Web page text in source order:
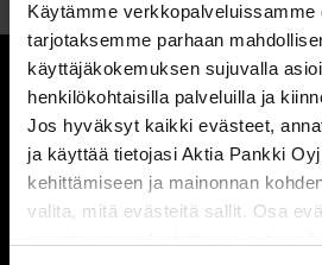
Käytämme verkkopalveluissamme
tarjotaksemme parhaan
käyttäjäkokemuksen sujuvalla
henkilökohtaisilla palveluilla ja
Jos hyväksyt kaikki evästeet,
ja käyttää tietojasi Aktia Pankki
kehittämiseen ja mainonnan
valita, mitä evästeitä sallit. Osa
Hyvä pankki.
Ja erinomainen
varainhoitaja.